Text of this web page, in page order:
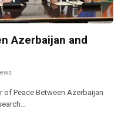
Azerbaijan and
of Peace Between Azerbaijan